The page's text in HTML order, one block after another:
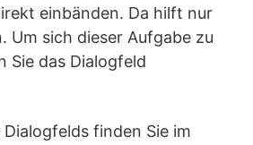
einbänden. Da hilft nur
Um sich dieser Aufgabe zu
Sie das Dialogfeld
finden Sie im